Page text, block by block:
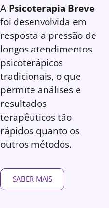
A Psicoterapia Breve
foi desenvolvida em
resposta a pressão de
longos atendimentos
psicoterápicos
tradicionais, o que
permite análises e
resultados
terapêuticos tão
rápidos quanto os
outros métodos.
SABER MAIS